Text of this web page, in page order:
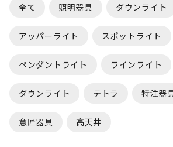
全て 照明器具 ダウンライト
アッパーライト スポットライト
ペンダントライト ラインライト
ダウンライト テトラ 特注器
意匠器具 高天井